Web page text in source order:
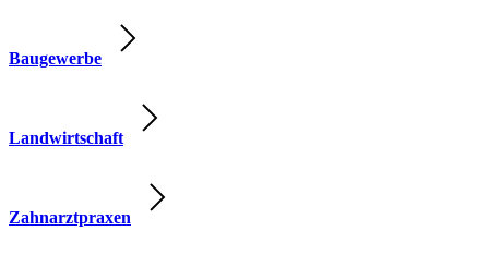
Baugewerbe
Landwirtschaft
Zahnarztpraxen